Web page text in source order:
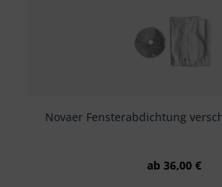
Novaer Fensterabdichtung
ab 36,00 €